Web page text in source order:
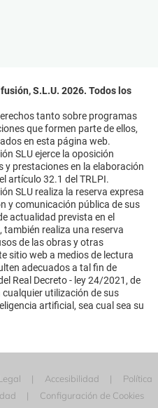
S.L.U. 2026. Todos los
tanto sobre programas
que formen parte de ellos,
en esta página web.
SLU ejerce la oposición
y prestaciones en la elaboración
artículo 32.1 del TRLPI.
SLU realiza la reserva expresa
y comunicación pública de sus
actualidad prevista en el
también realiza una reserva
de las obras y otras
sitio web a medios de lectura
adecuados a tal fin de
Real Decreto - ley 24/2021, de
utilización de sus
artificial, sea cual sea su
Accesibilidad
Política
Configuración de Cookies